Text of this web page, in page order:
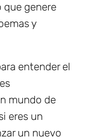
que genere
y
entender el
mundo de
eres un
un nuevo